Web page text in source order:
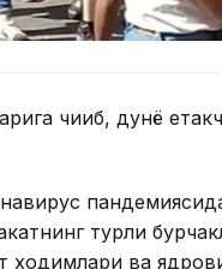
чиқиб, дунё
турли
ва